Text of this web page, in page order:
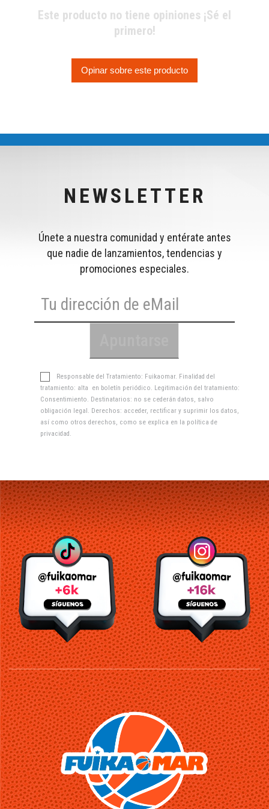
Este producto no tiene opiniones ¡Sé el
primero!
Opinar sobre este producto
NEWSLETTER
Únete a nuestra comunidad y entérate antes
que nadie de lanzamientos, tendencias y
promociones especiales.
Responsable del Tratamiento: Fuikaomar. Finalidad del
tratamiento: alta en boletín periódico. Legitimación del tratamiento:
Consentimiento. Destinatarios: no se cederán datos, salvo
obligación legal. Derechos: acceder, rectificar y suprimir los datos,
así como otros derechos, como se explica en la política de
privacidad .